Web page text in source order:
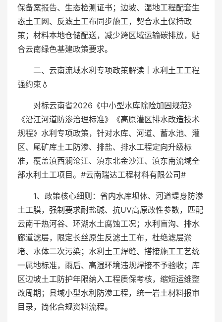
保备案报告、生态检测证书；边坡、湿地工程配套生
态土工网、反滤土工布同步施工，契合水土保持政
策；材料本地仓储配送，减少跨区域运输碳排放，贴
合云南绿色基建政策要求。
二、云南流域水利专项政策解读｜水利土工工程
强约束💧
对标云南省2026《中小型水库除险加固规范》
《沿江河道防渗治理标准》《高原灌区排水改造技术
规程》水利专项政策，针对水库、河道、蓄水池、灌
区、尾矿库土工防渗、排盐、排水工程定向升级标
准，覆盖滇西澜沧江、滇东北金沙江、滇东南流域全
部水利土工项目。#云南瑞达工程材料有限公司#
1、政策核心细则：省内水库坝体、河道堤身防渗
土工膜，强制要求耐盐碱、抗UV高原改性参数，匹配
云南干热河谷、环湖水土腐蚀工况；水利盲沟、排水
廊道滤层，限定长丝原生反滤土工布，杜绝滤层淤
堵、水体二次污染；水利土工焊缝、搭接施工工艺统
一属地标准，雨后、高湿环境违规焊接不予验收；库
区边坡土工防护年限纳入工程质保考核，缩短运维整
改周期；县域小型水利防渗工程，统一岩土材料报审
目录，简化合规资料流程。